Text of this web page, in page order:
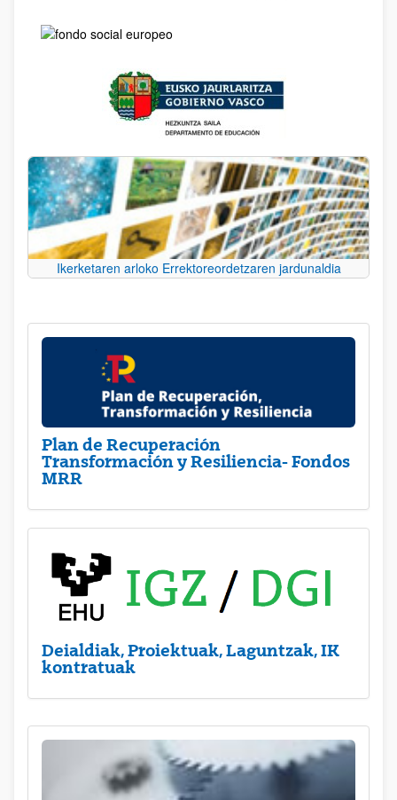
Ikerketaren arloko Errektoreordetzaren jardunaldia
Plan de Recuperación
Transformación y Resiliencia- Fondos
MRR
Deialdiak, Proiektuak, Laguntzak, IK
kontratuak